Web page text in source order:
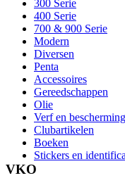
300 Serie
400 Serie
700 & 900 Serie
Modern
Diversen
Penta
Accessoires
Gereedschappen
Olie
Verf en
Clubartikelen
Boeken
Stickers en
VKO